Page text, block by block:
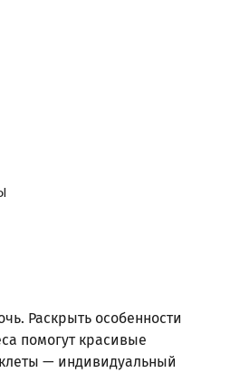
Раскрыть особенности
помогут красивые
— индивидуальный